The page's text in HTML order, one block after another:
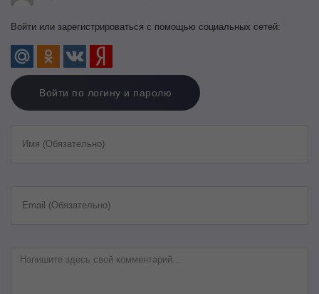
Войти или зарегистрироваться с помощью социальных сетей:
Войти по логину и паролю
Имя (Обязательно)
Email (Обязательно)